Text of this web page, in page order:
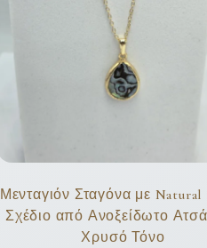
Μενταγιόν Σταγόνα με
Σχέδιο από Ανοξείδωτο
Χρυσό Τόνο